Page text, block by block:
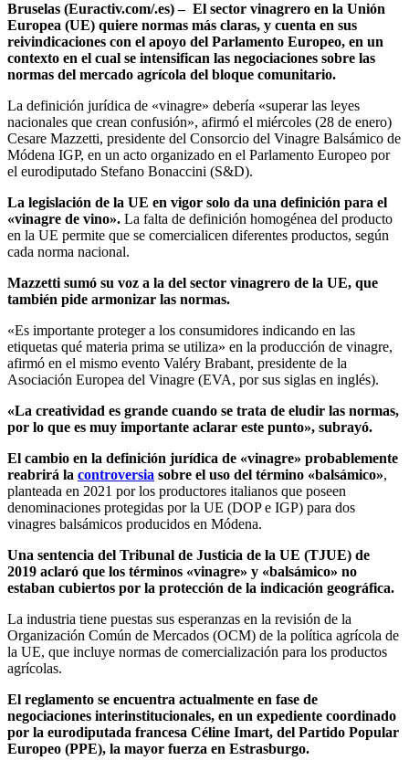
Bruselas (Euractiv.com/.es) – El sector vinagrero en la Unión
Europea (UE) quiere normas más claras, y cuenta en sus
reivindicaciones con el apoyo del Parlamento Europeo, en un
contexto en el cual se intensifican las negociaciones sobre las
normas del mercado agrícola del bloque comunitario.
La definición jurídica de «vinagre» debería «superar las leyes
nacionales que crean confusión», afirmó el miércoles (28 de enero)
Cesare Mazzetti, presidente del Consorcio del Vinagre Balsámico de
Módena IGP, en un acto organizado en el Parlamento Europeo por
el eurodiputado Stefano Bonaccini (S&D).
La legislación de la UE en vigor solo da una definición para el
«vinagre de vino». La falta de definición homogénea del producto
en la UE permite que se comercialicen diferentes productos, según
cada norma nacional.
Mazzetti sumó su voz a la del sector vinagrero de la UE, que
también pide armonizar las normas.
«Es importante proteger a los consumidores indicando en las
etiquetas qué materia prima se utiliza» en la producción de vinagre,
afirmó en el mismo evento Valéry Brabant, presidente de la
Asociación Europea del Vinagre (EVA, por sus siglas en inglés).
«La creatividad es grande cuando se trata de eludir las normas,
por lo que es muy importante aclarar este punto», subrayó.
El cambio en la definición jurídica de «vinagre» probablemente
reabrirá la controversia sobre el uso del término «balsámico»,
planteada en 2021 por los productores italianos que poseen
denominaciones protegidas por la UE (DOP e IGP) para dos
vinagres balsámicos producidos en Módena.
Una sentencia del Tribunal de Justicia de la UE (TJUE) de
2019 aclaró que los términos «vinagre» y «balsámico» no
estaban cubiertos por la protección de la indicación geográfica.
La industria tiene puestas sus esperanzas en la revisión de la
Organización Común de Mercados (OCM) de la política agrícola de
la UE, que incluye normas de comercialización para los productos
agrícolas.
El reglamento se encuentra actualmente en fase de
negociaciones interinstitucionales, en un expediente coordinado
por la eurodiputada francesa Céline Imart, del Partido Popular
Europeo (PPE), la mayor fuerza en Estrasburgo.